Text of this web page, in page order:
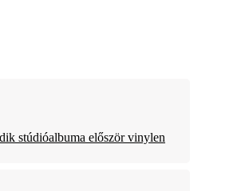
stúdióalbuma először vinylen